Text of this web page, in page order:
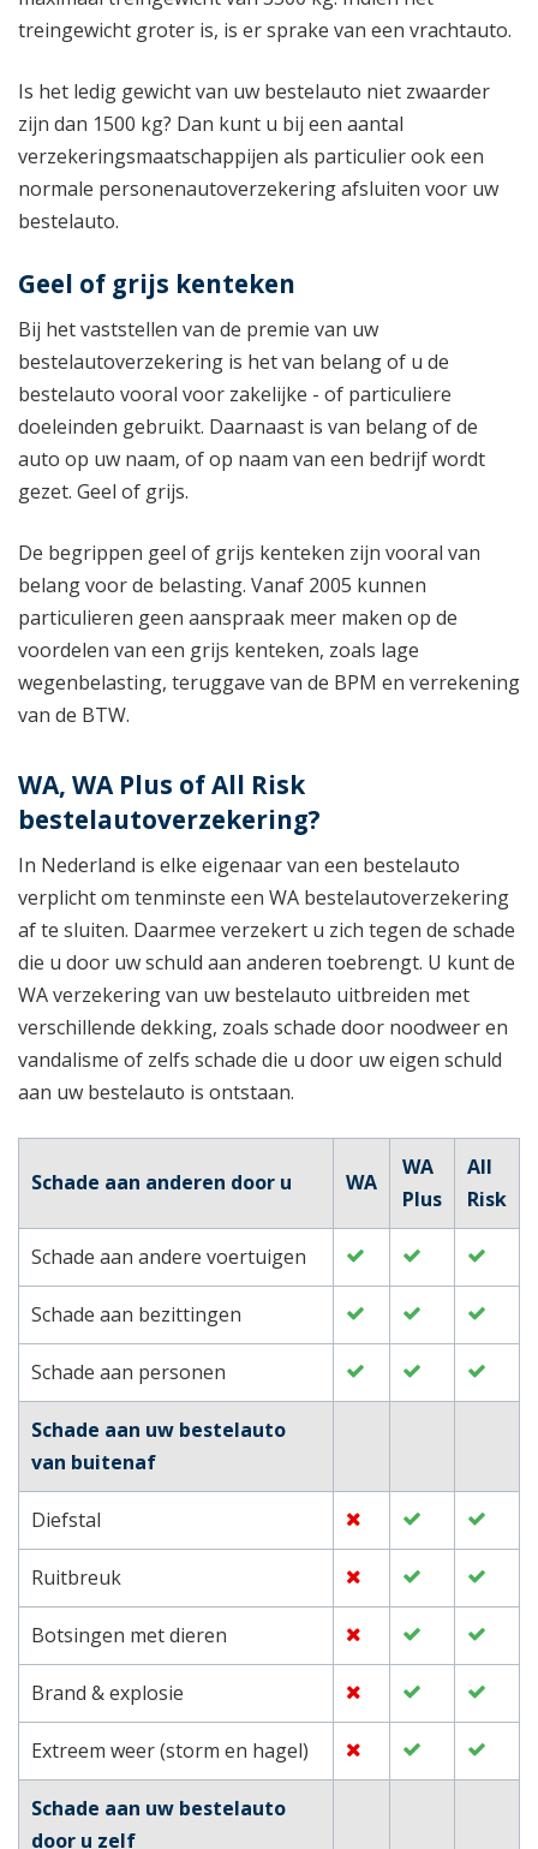
treingewicht groter is, is er sprake van een vrachtauto.
Is het ledig gewicht van uw bestelauto niet zwaarder
zijn dan 1500 kg? Dan kunt u bij een aantal
verzekeringsmaatschappijen als particulier ook een
normale personenautoverzekering afsluiten voor uw
bestelauto.
Geel of grijs kenteken
Bij het vaststellen van de premie van uw
bestelautoverzekering is het van belang of u de
bestelauto vooral voor zakelijke - of particuliere
doeleinden gebruikt. Daarnaast is van belang of de
auto op uw naam, of op naam van een bedrijf wordt
gezet. Geel of grijs.
De begrippen geel of grijs kenteken zijn vooral van
belang voor de belasting. Vanaf 2005 kunnen
particulieren geen aanspraak meer maken op de
voordelen van een grijs kenteken, zoals lage
wegenbelasting, teruggave van de BPM en verrekening
van de BTW.
WA, WA Plus of All Risk
bestelautoverzekering?
In Nederland is elke eigenaar van een bestelauto
verplicht om tenminste een WA bestelautoverzekering
af te sluiten. Daarmee verzekert u zich tegen de schade
die u door uw schuld aan anderen toebrengt. U kunt de
WA verzekering van uw bestelauto uitbreiden met
verschillende dekking, zoals schade door noodweer en
vandalisme of zelfs schade die u door uw eigen schuld
aan uw bestelauto is ontstaan.
Schade aan anderen door u WA
WA
Plus
All
Risk
Schade aan andere voertuigen
Schade aan bezittingen
Schade aan personen
Schade aan uw bestelauto
van buitenaf
Diefstal
Ruitbreuk
Botsingen met dieren
Brand & explosie
Extreem weer (storm en hagel)
Schade aan uw bestelauto
door u zelf